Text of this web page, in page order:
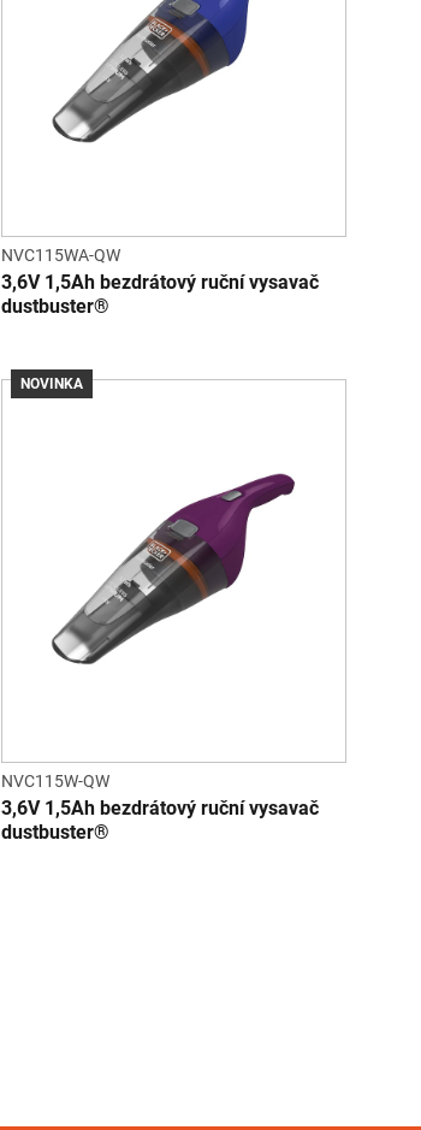
NVC115WA-QW
3,6V 1,5Ah bezdrátový ruční vysavač
dustbuster®
NOVINKA
NVC115W-QW
3,6V 1,5Ah bezdrátový ruční vysavač
dustbuster®